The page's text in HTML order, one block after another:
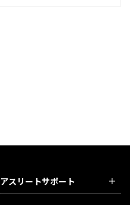
アスリートサポート